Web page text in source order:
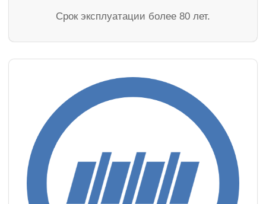
Cрок эксплуатации более 80 лет.